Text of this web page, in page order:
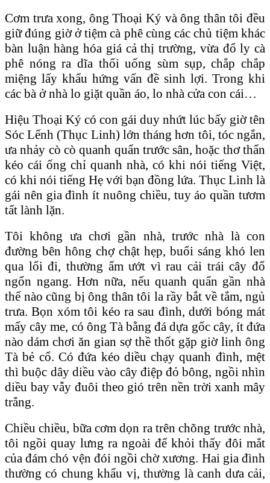
Cơm trưa xong, ông Thoại Ký và ông thân tôi đều
giữ đúng giờ ở tiệm cà phê cùng các chủ tiệm khác
bàn luận hàng hóa giá cả thị trường, vừa đổ ly cà
phê nóng ra dĩa thổi uống sùm sụp, chắp chắp
miệng lấy khẩu hứng vấn đề sinh lợi. Trong khi
các bà ở nhà lo giặt quần áo, lo nhà cửa con cái…
Hiệu Thoại Ký có con gái duy nhứt lúc bấy giờ tên
Sóc Lếnh (Thục Linh) lớn tháng hơn tôi, tóc ngắn,
ưa nhảy cò cò quanh quẩn trước sân, hoặc thơ thẩn
kéo cái ống chỉ quanh nhà, có khi nói tiếng Việt,
có khi nói tiếng Hẹ với bạn đồng lứa. Thục Linh là
gái nên gia đình ít nuông chiều, tuy áo quần tươm
tất lành lặn.
Tôi không ưa chơi gần nhà, trước nhà là con
đường bên hông chợ chật hẹp, buổi sáng khó len
qua lối đi, thường ẩm ướt vì rau cải trái cây đổ
ngổn ngang. Hơn nữa, nếu quanh quẩn gần nhà
thế nào cũng bị ông thân tôi la rầy bắt về tắm, ngủ
trưa. Bọn xóm tôi kéo ra sau đình, dưới bóng mát
mấy cây me, có ông Tà bằng đá dựa gốc cây, ít đứa
nào dám chơi ăn gian sợ thề thốt gặp giờ linh ông
Tà bẻ cổ. Có đứa kéo diều chạy quanh đình, mệt
thì buộc dây diều vào cây điệp đỏ bông, ngồi nhìn
diều bay vẫy đuôi theo gió trên nền trời xanh mây
trắng.
Chiều chiều, bữa cơm dọn ra trên chõng trước nhà,
tôi ngồi quay lưng ra ngoài để khỏi thấy đôi mắt
của đám chó vện đói ngồi chờ xương. Hai gia đình
thường có chung khẩu vị, thường là canh dưa cải,